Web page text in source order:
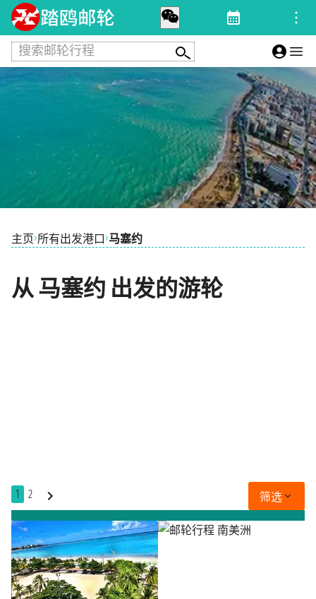
搜索邮轮行程
主页›所有出发港口›马塞约
从 马塞约 出发的游轮
1 2 筛选